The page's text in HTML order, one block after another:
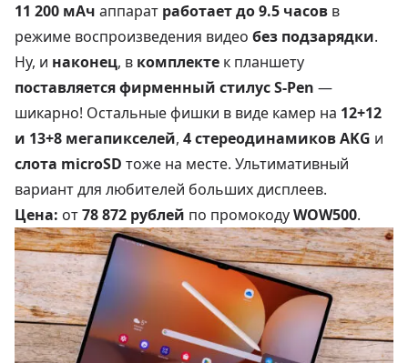
11 200 мАч аппарат работает до 9.5 часов в
режиме воспроизведения видео без подзарядки.
Ну, и наконец, в комплекте к планшету
поставляется фирменный стилус S-Pen —
шикарно! Остальные фишки в виде камер на 12+12
и 13+8 мегапикселей, 4 стереодинамиков AKG и
слота microSD тоже на месте. Ультимативный
вариант для любителей больших дисплеев.
Цена: от78 872 рублей по промокодуWOW500.